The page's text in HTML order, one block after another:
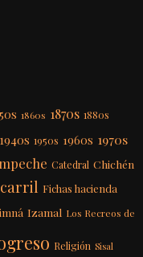
1860s 1870s 1880s
1940s 1950s 1960s 1970s
Catedral Chichén
Fichas hacienda
Izamal Los Recreos de
Religión Sisal